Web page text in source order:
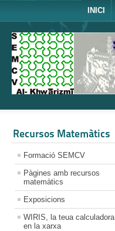
INICI
Recursos Matemàtics
Formació SEMCV
Pàgines amb recursos
matemàtics
Exposicions
WIRIS, la teua calculadora
en la xarxa